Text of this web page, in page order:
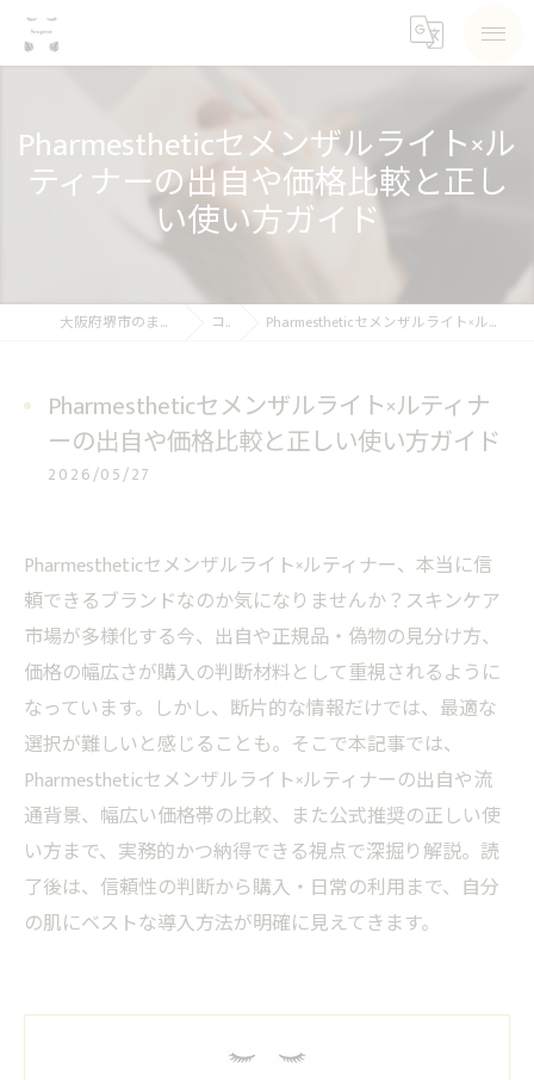
Pharmestheticセメンザルライト×ル
ティナーの出自や価格比較と正し
い使い方ガイド
大阪府堺市のまつげパーマならSea pear コラム Pharmestheticセメンザルライト×ルティナーの出自や価格比較と正しい使い方ガイド
Pharmestheticセメンザルライト×ルティナ
ーの出自や価格比較と正しい使い方ガイド
2026/05/27
Pharmestheticセメンザルライト×ルティナー、本当に信
頼できるブランドなのか気になりませんか？スキンケア
市場が多様化する今、出自や正規品・偽物の見分け方、
価格の幅広さが購入の判断材料として重視されるように
なっています。しかし、断片的な情報だけでは、最適な
選択が難しいと感じることも。そこで本記事では、
Pharmestheticセメンザルライト×ルティナーの出自や流
通背景、幅広い価格帯の比較、また公式推奨の正しい使
い方まで、実務的かつ納得できる視点で深掘り解説。読
了後は、信頼性の判断から購入・日常の利用まで、自分
の肌にベストな導入方法が明確に見えてきます。